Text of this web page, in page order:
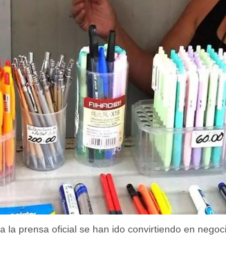
la prensa oficial se han ido convirtiendo en